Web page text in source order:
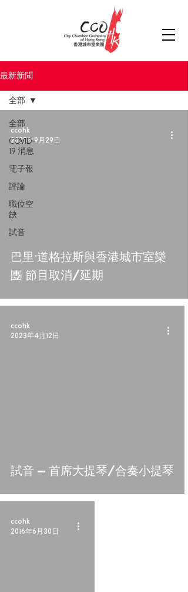
最新新聞
全部
COVID-
19 消息
電子報
評論
職位空
缺
試音
全部
巴里·道格拉斯與香港城市室樂
團 節目取消/延期
ccohk
2025年9月29日
試音 – 首席大提琴/合奏小提琴
ccohk
2023年4月12日
ccohk
2016年6月30日